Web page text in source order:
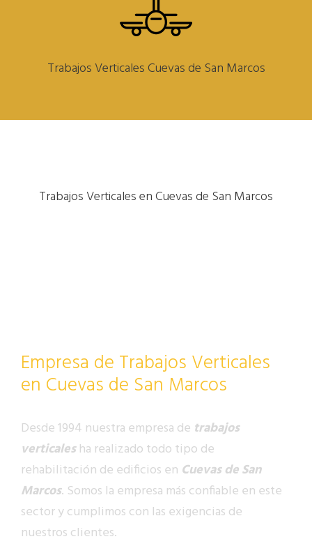
Trabajos Verticales Cuevas de San Marcos
Trabajos Verticales en Cuevas de San Marcos
Empresa de Trabajos Verticales
en Cuevas de San Marcos
Desde 1994 nuestra empresa de trabajos
verticalesha realizado todo tipo de
rehabilitación de edificios en Cuevas de San
Marcos. Somos la empresa más confiable en este
sector y cumplimos con las exigencias de
nuestros clientes.